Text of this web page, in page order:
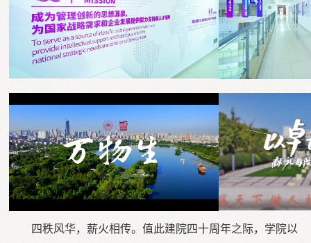
四秩风华，薪火相传。值此建院四十周年之际，学院以